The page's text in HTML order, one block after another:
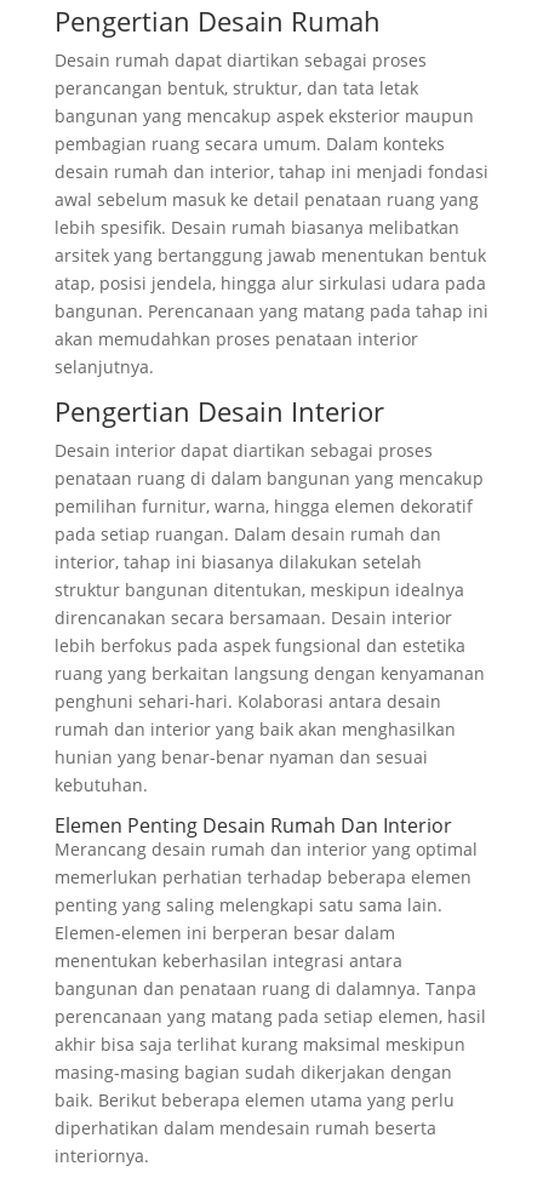
Pengertian Desain Rumah
Desain rumah dapat diartikan sebagai proses
perancangan bentuk, struktur, dan tata letak
bangunan yang mencakup aspek eksterior maupun
pembagian ruang secara umum. Dalam konteks
desain rumah dan interior, tahap ini menjadi fondasi
awal sebelum masuk ke detail penataan ruang yang
lebih spesifik. Desain rumah biasanya melibatkan
arsitek yang bertanggung jawab menentukan bentuk
atap, posisi jendela, hingga alur sirkulasi udara pada
bangunan. Perencanaan yang matang pada tahap ini
akan memudahkan proses penataan interior
selanjutnya.
Pengertian Desain Interior
Desain interior dapat diartikan sebagai proses
penataan ruang di dalam bangunan yang mencakup
pemilihan furnitur, warna, hingga elemen dekoratif
pada setiap ruangan. Dalam desain rumah dan
interior, tahap ini biasanya dilakukan setelah
struktur bangunan ditentukan, meskipun idealnya
direncanakan secara bersamaan. Desain interior
lebih berfokus pada aspek fungsional dan estetika
ruang yang berkaitan langsung dengan kenyamanan
penghuni sehari-hari. Kolaborasi antara desain
rumah dan interior yang baik akan menghasilkan
hunian yang benar-benar nyaman dan sesuai
kebutuhan.
Elemen Penting Desain Rumah Dan Interior
Merancang desain rumah dan interior yang optimal
memerlukan perhatian terhadap beberapa elemen
penting yang saling melengkapi satu sama lain.
Elemen-elemen ini berperan besar dalam
menentukan keberhasilan integrasi antara
bangunan dan penataan ruang di dalamnya. Tanpa
perencanaan yang matang pada setiap elemen, hasil
akhir bisa saja terlihat kurang maksimal meskipun
masing-masing bagian sudah dikerjakan dengan
baik. Berikut beberapa elemen utama yang perlu
diperhatikan dalam mendesain rumah beserta
interiornya.